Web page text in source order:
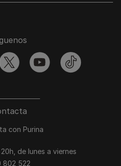
con Purina
de lunes a viernes
802 522
twitter youtubetiktok